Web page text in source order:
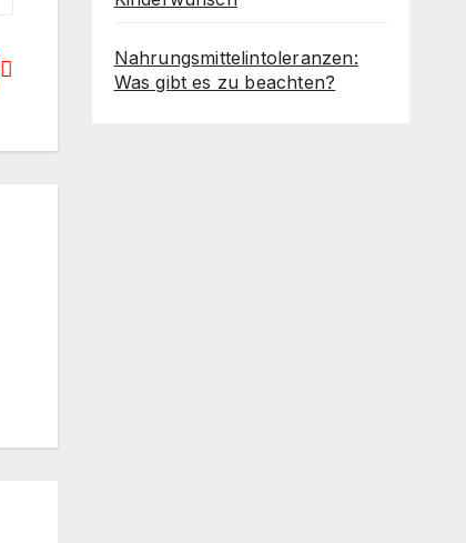
Nahrungsmittelintoleranzen:
Was gibt es zu beachten?